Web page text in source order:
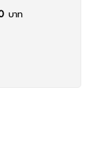
ารบันเทิงไทย.
บาท